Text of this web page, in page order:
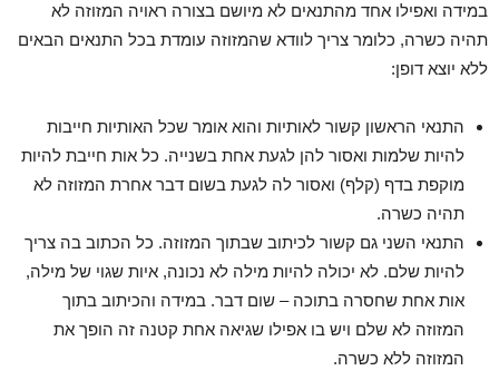
במידה ואפילו אחד מהתנאים לא מיושם בצורה ראויה המזוזה לא
תהיה כשרה, כלומר צריך לוודא שהמזוזה עומדת בכל התנאים הבאים
ללא יוצא דופן:
התנאי הראשון קשור לאותיות והוא אומר שכל האותיות חייבות
להיות שלמות ואסור להן לגעת אחת בשנייה. כל אות חייבת להיות
מוקפת בדף (קלף) ואסור לה לגעת בשום דבר אחרת המזוזה לא
תהיה כשרה.
התנאי השני גם קשור לכיתוב שבתוך המזוזה. כל הכתוב בה צריך
להיות שלם. לא יכולה להיות מילה לא נכונה, איות שגוי של מילה,
אות אחת שחסרה בתוכה – שום דבר. במידה והכיתוב בתוך
המזוזה לא שלם ויש בו אפילו שגיאה אחת קטנה זה הופך את
המזוזה ללא כשרה.